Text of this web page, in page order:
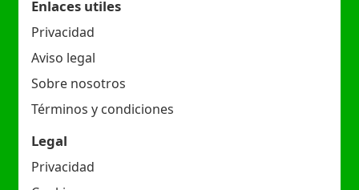
Enlaces utiles
Privacidad
Aviso legal
Sobre nosotros
Términos y condiciones
Legal
Privacidad